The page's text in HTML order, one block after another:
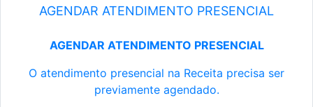
AGENDAR ATENDIMENTO PRESENCIAL
AGENDAR ATENDIMENTO PRESENCIAL
O atendimento presencial na Receita precisa ser
previamente agendado.